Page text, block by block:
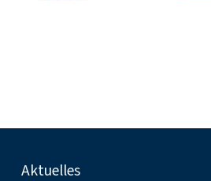
Fußnavigation
Aktuelles